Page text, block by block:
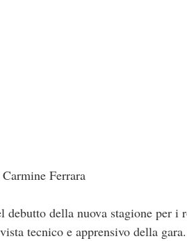
Ferrara
debutto della nuova stagione per i
tecnico e apprensivo della